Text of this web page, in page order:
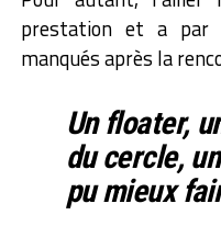
prestation et a
manqués après la
Un floater,
du cercle,
pu mieux